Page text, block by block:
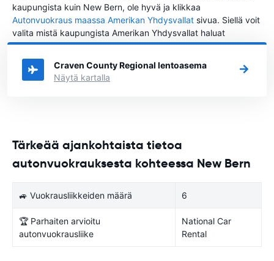
kaupungista kuin New Bern, ole hyvä ja klikkaa
Autonvuokraus maassa Amerikan Yhdysvallat sivua. Siellä voit
valita mistä kaupungista Amerikan Yhdysvallat haluat
vuokrata auton.
Craven County Regional lentoasema
Näytä kartalla
Tärkeää ajankohtaista tietoa
autonvuokrauksesta kohteessa New Bern
🚙 Vuokrausliikkeiden määrä 6
🏆 Parhaiten arvioitu
autonvuokrausliike
National Car
Rental